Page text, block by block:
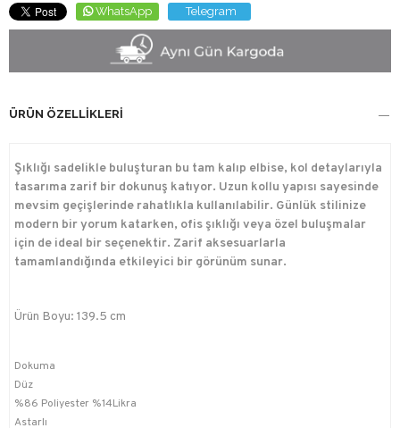
WhatsApp Telegram
ÜRÜN ÖZELLIKLERI
Şıklığı sadelikle buluşturan bu tam kalıp elbise, kol detaylarıyla
tasarıma zarif bir dokunuş katıyor. Uzun kollu yapısı sayesinde
mevsim geçişlerinde rahatlıkla kullanılabilir. Günlük stilinize
modern bir yorum katarken, ofis şıklığı veya özel buluşmalar
için de ideal bir seçenektir. Zarif aksesuarlarla
tamamlandığında etkileyici bir görünüm sunar.
Ürün Boyu: 139.5 cm
Dokuma
Düz
%86 Poliyester %14Likra
Astarlı